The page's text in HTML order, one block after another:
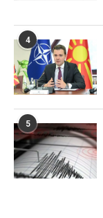
4
5